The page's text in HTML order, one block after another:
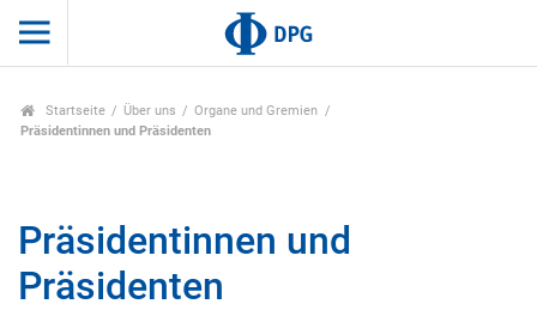
Startseite Über uns
Organe und Gremien
Präsidentinnen und Präsidenten
Präsidentinnen und
Präsidenten